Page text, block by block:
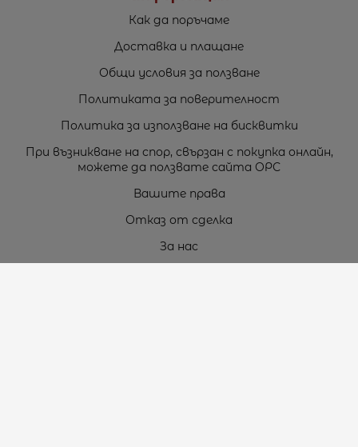
Как да поръчаме
Доставка и плащане
Общи условия за ползване
Политиката за поверителност
Политика за използване на бисквитки
При възникване на спор, свързан с покупка онлайн,
можете да ползвате сайта ОРС
Вашите права
Отказ от сделка
За нас